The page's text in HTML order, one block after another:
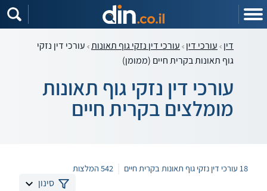
דין עורכי דין עורכי דין נזקי גוף תאונות עורכי דין נזקי
גוף תאונות בקרית חיים (ממומן)
עורכי דין נזקי גוף תאונות
מומלצים בקרית חיים
18 עורכי דין נזקי גוף תאונות בקרית חיים 542 המלצות
סינון